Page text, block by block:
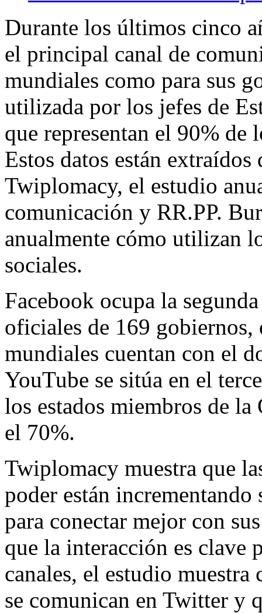
Durante los últimos cinco
el principal canal de
mundiales como para sus
utilizada por los jefes de
que representan el 90% de
Estos datos están
Twiplomacy, el estudio
comunicación y RR.PP.
anualmente cómo utilizan
sociales.
Facebook ocupa la
oficiales de 169 gobiernos,
mundiales cuentan con el
YouTube se sitúa en el
los estados miembros de
el 70%.
Twiplomacy muestra que
poder están incrementando
para conectar mejor con
que la interacción es clave
canales, el estudio
se comunican en Twitter y